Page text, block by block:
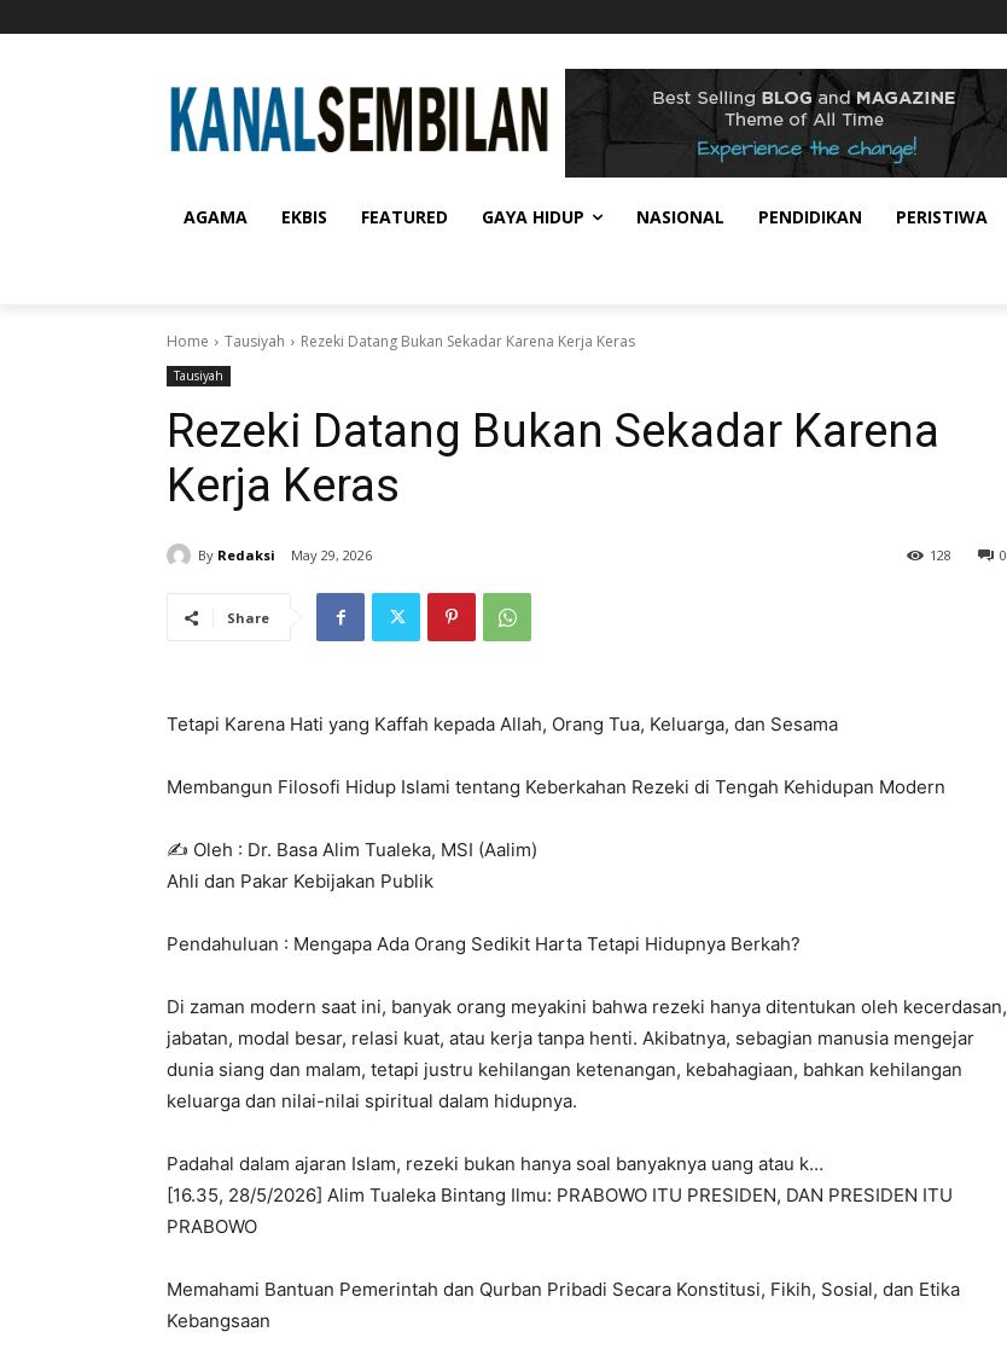
AGAMA EKBIS FEATURED GAYA HIDUP NASIONAL PENDIDIKAN PERISTIWA
Home Tausiyah Rezeki Datang Bukan Sekadar Karena Kerja Keras
Tausiyah
Rezeki Datang Bukan Sekadar Karena
Kerja Keras
By Redaksi May 29, 2026 0
128
Share
Tetapi Karena Hati yang Kaffah kepada Allah, Orang Tua, Keluarga, dan Sesama
Membangun Filosofi Hidup Islami tentang Keberkahan Rezeki di Tengah Kehidupan Modern
✍️ Oleh : Dr. Basa Alim Tualeka, MSI (Aalim)
Ahli dan Pakar Kebijakan Publik
Pendahuluan : Mengapa Ada Orang Sedikit Harta Tetapi Hidupnya Berkah?
Di zaman modern saat ini, banyak orang meyakini bahwa rezeki hanya ditentukan oleh kecerdasan,
jabatan, modal besar, relasi kuat, atau kerja tanpa henti. Akibatnya, sebagian manusia mengejar
dunia siang dan malam, tetapi justru kehilangan ketenangan, kebahagiaan, bahkan kehilangan
keluarga dan nilai-nilai spiritual dalam hidupnya.
Padahal dalam ajaran Islam, rezeki bukan hanya soal banyaknya uang atau k…
[16.35, 28/5/2026] Alim Tualeka Bintang Ilmu: PRABOWO ITU PRESIDEN, DAN PRESIDEN ITU
PRABOWO
Memahami Bantuan Pemerintah dan Qurban Pribadi Secara Konstitusi, Fikih, Sosial, dan Etika
Kebangsaan